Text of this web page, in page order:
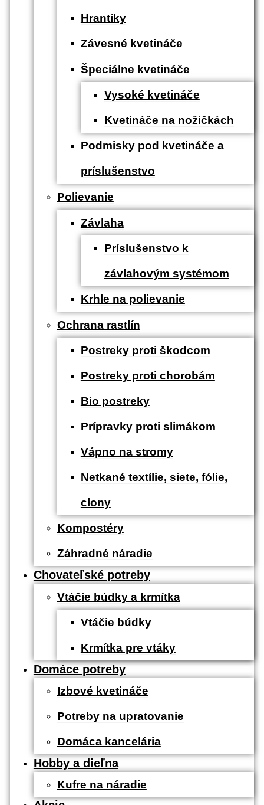
Hrantíky
Závesné kvetináče
Špeciálne kvetináče
Vysoké kvetináče
Kvetináče na nožičkách
Podmisky pod kvetináče a
príslušenstvo
Polievanie
Závlaha
Príslušenstvo k
závlahovým systémom
Krhle na polievanie
Ochrana rastlín
Postreky proti škodcom
Postreky proti chorobám
Bio postreky
Prípravky proti slimákom
Vápno na stromy
Netkané textílie, siete, fólie,
clony
Kompostéry
Záhradné náradie
Chovateľské potreby
Vtáčie búdky a krmítka
Vtáčie búdky
Krmítka pre vtáky
Domáce potreby
Izbové kvetináče
Potreby na upratovanie
Domáca kancelária
Hobby a dieľna
Kufre na náradie